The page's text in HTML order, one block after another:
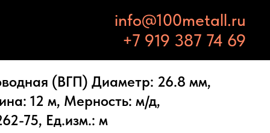
info@100metall.ru
+7 919 387 74 69
(ВГП) Диаметр: 26.8 мм,
12 м, Мерность: м/д,
75, Ед.изм.: м